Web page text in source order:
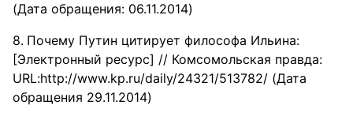
(Дата обращения: 06.11.2014)
Почему Путин цитирует философа Ильина:
[Электронный ресурс] // Комсомольская правда:
URL:http://www.kp.ru/daily/24321/513782/ (Дата
обращения 29.11.2014)